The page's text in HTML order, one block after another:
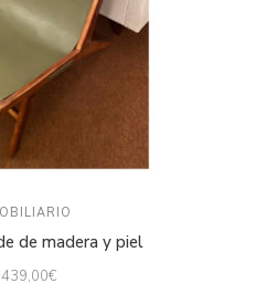
de madera y piel
439,00€